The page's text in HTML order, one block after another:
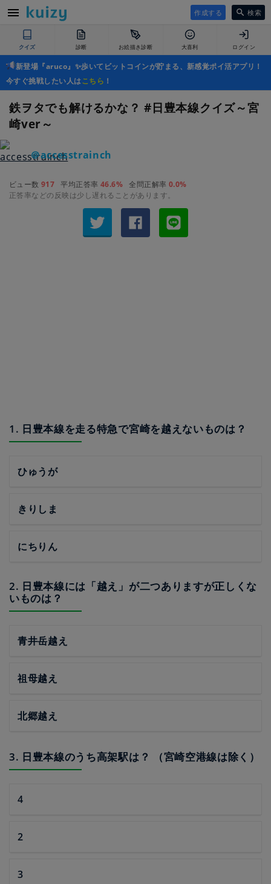
作成する 検索
クイズ 診断 お絵描き診断 大喜利 ログイン
新登場『aruco』✨歩いてビットコインが貯まる、新感覚ポイ活アプリ！
今すぐ挑戦したい人はこちら ！
鉄ヲタでも解けるかな？ #日豊本線クイズ～宮
崎ver～
＠accesstrainch
ビュー数 917 平均正答率 46.6% 全問正解率 0.0%
正答率などの反映は少し遅れることがあります。
1. 日豊本線を走る特急で宮崎を越えないものは？
ひゅうが
きりしま
にちりん
2. 日豊本線には「越え」が二つありますが正しくな
いものは？
青井岳越え
祖母越え
北郷越え
3. 日豊本線のうち高架駅は？ （宮崎空港線は除く）
4
2
3